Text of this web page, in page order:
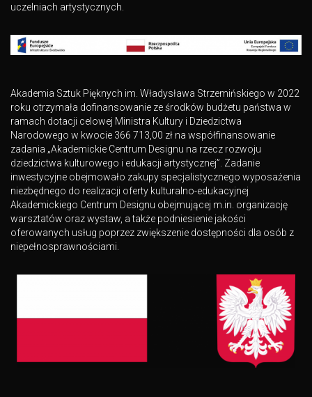
uczelniach artystycznych.
Akademia Sztuk Pięknych im. Władysława Strzemińskiego w 2022
roku otrzymała dofinansowanie ze środków budżetu państwa w
ramach dotacji celowej Ministra Kultury i Dziedzictwa
Narodowego w kwocie 366 713,00 zł na współfinansowanie
zadania „Akademickie Centrum Designu na rzecz rozwoju
dziedzictwa kulturowego i edukacji artystycznej”. Zadanie
inwestycyjne obejmowało zakupy specjalistycznego wyposażenia
niezbędnego do realizacji oferty kulturalno-edukacyjnej
Akademickiego Centrum Designu obejmującej m.in. organizację
warsztatów oraz wystaw, a także podniesienie jakości
oferowanych usług poprzez zwiększenie dostępności dla osób z
niepełnosprawnościami.